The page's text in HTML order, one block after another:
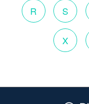
R S
X